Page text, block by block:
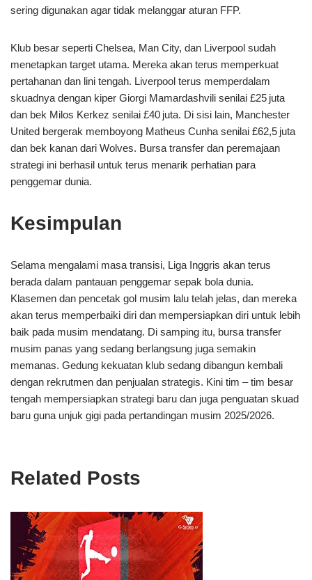
sering digunakan agar tidak melanggar aturan FFP.
Klub besar seperti Chelsea, Man City, dan Liverpool sudah
menetapkan target utama. Mereka akan terus memperkuat
pertahanan dan lini tengah. Liverpool terus memperdalam
skuadnya dengan kiper Giorgi Mamardashvili senilai £25 juta
dan bek Milos Kerkez senilai £40 juta. Di sisi lain, Manchester
United bergerak memboyong Matheus Cunha senilai £62,5 juta
dan bek kanan dari Wolves. Bursa transfer dan peremajaan
strategi ini berhasil untuk terus menarik perhatian para
penggemar dunia.
Kesimpulan
Selama mengalami masa transisi, Liga Inggris akan terus
berada dalam pantauan penggemar sepak bola dunia.
Klasemen dan pencetak gol musim lalu telah jelas, dan mereka
akan terus memperbaiki diri dan mempersiapkan diri untuk lebih
baik pada musim mendatang. Di samping itu, bursa transfer
musim panas yang sedang berlangsung juga semakin
memanas. Gedung kekuatan klub sedang dibangun kembali
dengan rekrutmen dan penjualan strategis. Kini tim – tim besar
tengah mempersiapkan strategi baru dan juga penguatan skuad
baru guna unjuk gigi pada pertandingan musim 2025/2026.
Related Posts